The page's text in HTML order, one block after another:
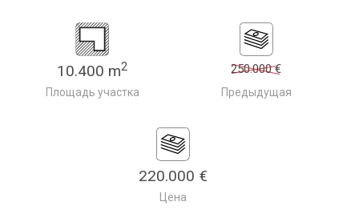
10.400 m2
Площадь участка
250.000 €
Предыдущая
220.000 €
Цена